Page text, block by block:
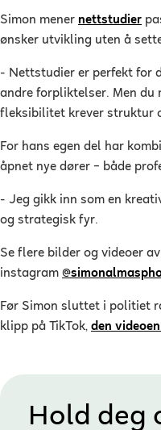
Simon mener nettstudier
ønsker utvikling uten å
- Nettstudier er perfekt for
andre forpliktelser. Men
fleksibilitet krever struktur
For hans egen del har
åpnet nye dører – både
- Jeg gikk inn som en
og strategisk fyr.
Se flere bilder og videoer
instagram
Før Simon sluttet i politiet
klipp på TikTok, den
Hold deg